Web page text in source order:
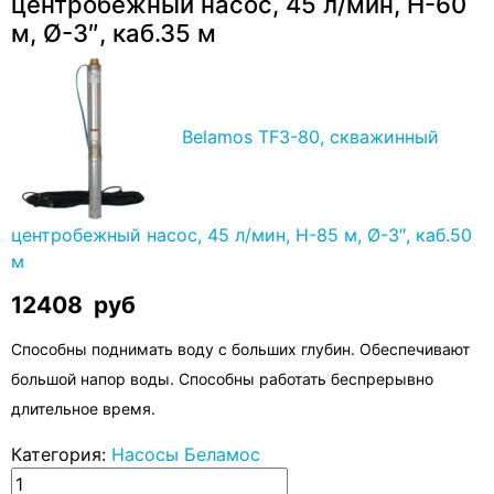
м, Ø-3″, каб.35 м
Belamos TF3-80, скважинный
центробежный насос, 45 л/мин, Н-85 м, Ø-3″, каб.50
м
12408 руб
Способны поднимать воду с больших глубин. Обеспечивают
большой напор воды. Способны работать беспрерывно
длительное время.
Категория: Насосы Беламос